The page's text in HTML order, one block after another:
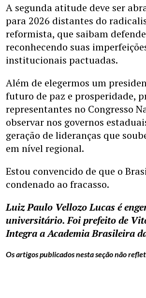
A segunda atitude deve ser
para 2026 distantes do
reformista, que saibam
reconhecendo suas
institucionais pactuadas.
Além de elegermos um
futuro de paz e prosperidade,
representantes no Congresso
observar nos governos
geração de lideranças que
em nível regional.
Estou convencido de que o
condenado ao fracasso.
Luiz Paulo Vellozo Lucas é
universitário. Foi prefeito de
Integra a Academia Brasileira
Os artigos publicados nesta seção não